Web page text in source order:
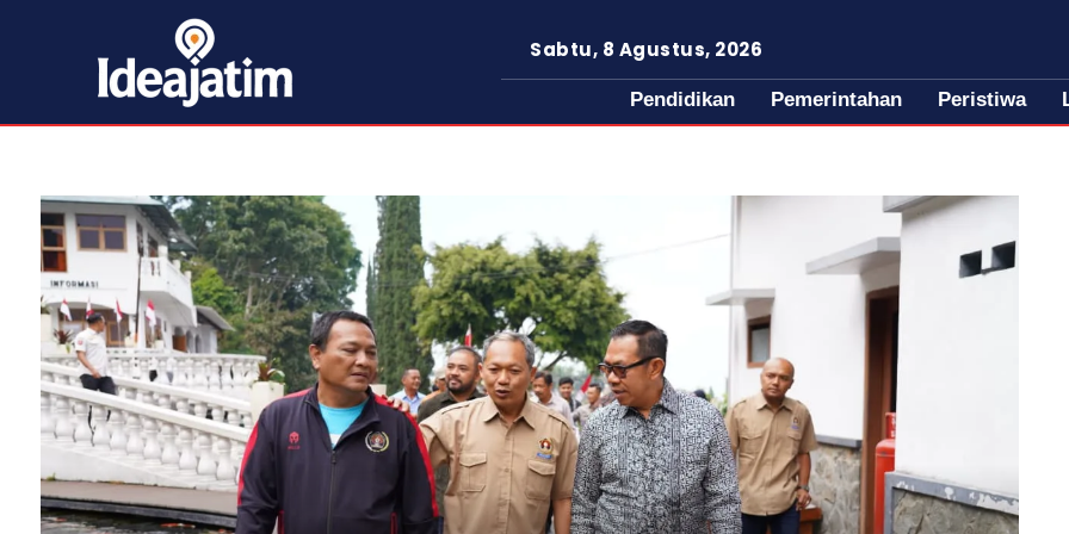
Sabtu, 8 Agustus, 2026
Pendidikan Pemerintahan Peristiwa